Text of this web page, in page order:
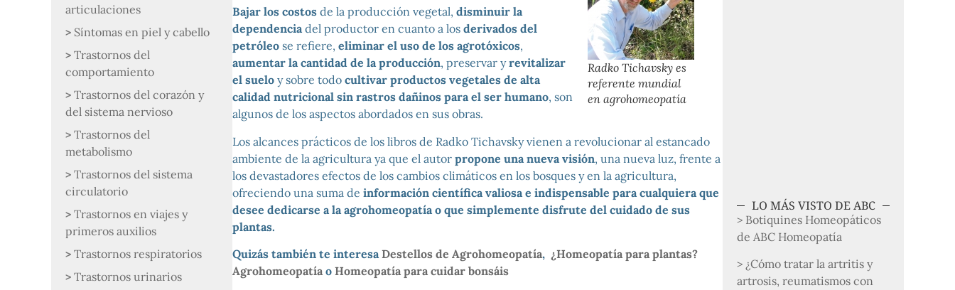
articulaciones
Síntomas en piel y cabello
Trastornos del
comportamiento
Trastornos del corazón y
del sistema nervioso
Trastornos del
metabolismo
Trastornos del sistema
circulatorio
Trastornos en viajes y
primeros auxilios
Trastornos respiratorios
Trastornos urinarios
Radko Tichavsky es
referente mundial
en agrohomeopatía
Bajar los costosde la producción vegetal, disminuir la
dependenciadel productor en cuanto a los derivados del
petróleose refiere, eliminar el uso de los agrotóxicos,
aumentar la cantidad de la producción, preservar yrevitalizar
el sueloy sobre todo cultivar productos vegetales de alta
calidad nutricional sin rastros dañinos para el ser humano, son
algunos de los aspectos abordados en sus obras.
Los alcances prácticos de los libros de Radko Tichavsky vienen a revolucionar al estancado
ambiente de la agricultura ya que el autorpropone una nueva visión, una nueva luz, frente a
los devastadores efectos de los cambios climáticos en los bosques y en la agricultura,
ofreciendo una suma de información científica valiosa e indispensable para cualquiera que
desee dedicarse a la agrohomeopatía o que simplemente disfrute del cuidado de sus
plantas.
Quizás también te interesaDestellos de Agrohomeopatía, ¿Homeopatía para plantas?
Agrohomeopatíao Homeopatía para cuidar bonsáis
LO MÁS VISTO DE ABC
> Botiquines Homeopáticos
de ABC Homeopatía
> ¿Cómo tratar la artritis y
artrosis, reumatismos con